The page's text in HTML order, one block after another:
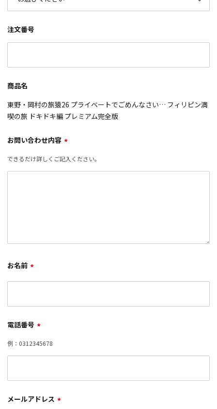
注文番号
商品名
東野・岡村の旅猿26 プライベートでごめんなさい… フィリピン満
喫の旅 ドキドキ編 プレミアム完全版
お問い合わせ内容 *
できるだけ詳しくご記入ください。
お名前 *
電話番号 *
例：0312345678
メールアドレス *